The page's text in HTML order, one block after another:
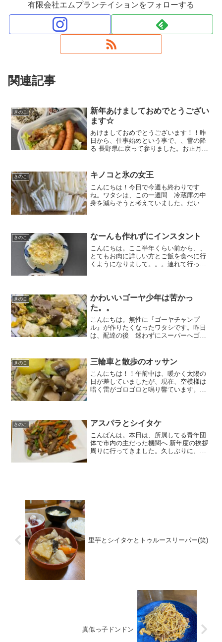
有限会社エムプランテイションをフォローする
関連記事
きのこ
新年あけましておめでとうござい
ます☆
あけましておめでとうございます！！昨
日から、仕事始めという事で、、雪の降
る 長野県に戻って参りました。お正月
が、１２歳 一番下が、２歳の４人編成
になっています。実は、、...
きのこ キノコと氷の女王
こんにちは！今日で今週も終わりです
ね。ワタシは、この一週間 冷蔵庫の中
身を減らそうと考えていました。だいぶ
します。キノコって冷凍した...
きのこ なーんも作れずにインスタント
こんにちは。ここ半年くらい前から、、
とてもお肉に詳しい方とご飯を食べに行
くようになりまして。。。連れて行って
トリつけるよりも、本当少...
きのこ
かわいいゴーヤ少年は苦かっ
た。。
こんにちは。無性に『ゴーヤチャンプ
ル』が作りたくなったワタシです。昨日
は、配達の後 迷わずにスーパーへゴー
のお姉さん、、に多分ヤバい奴だと思わ
れたと思います(笑)帰宅後、...
きのこ 三輪車と散歩のオッサン
こんにちは！！午前中は、暖かく太陽の
日が差していましたが、現在、空模様は
暗く雷がゴロゴロと鳴り響ています。ワ
なんです、、昨日の事なの...
きのこ アスパラとシイタケ
こんばんは。本日は、所属してる青年団
体で市内の主だった機関へ 新年度の挨拶
周りに行ってきました。久しぶりに、ス
里芋とシイタケとトゥルースリーパー(笑)
真似っ子ドンドン